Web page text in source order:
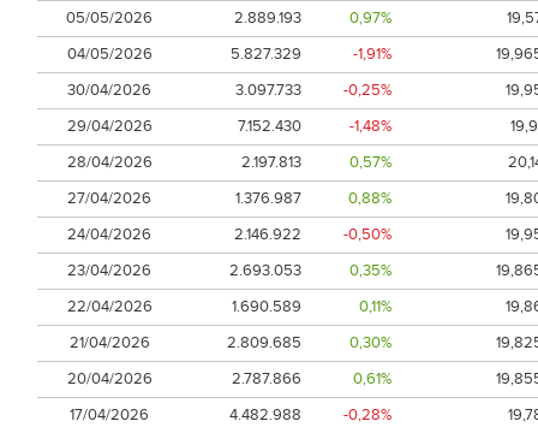
05/05/2026
2.889.193 0,97%
04/05/2026
5.827.329 -1,91%
30/04/2026
3.097.733 -0,25%
29/04/2026
7.152.430 -1,48%
28/04/2026
2.197.813 0,57%
27/04/2026
1.376.987 0,88%
24/04/2026
2.146.922 -0,50%
23/04/2026
2.693.053 0,35%
22/04/2026
1.690.589 0,11%
21/04/2026
2.809.685 0,30%
20/04/2026
2.787.866 0,61%
17/04/2026
4.482.988 -0,28%